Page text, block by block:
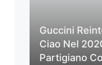
Guccini
Ciao Nel
Partigiano